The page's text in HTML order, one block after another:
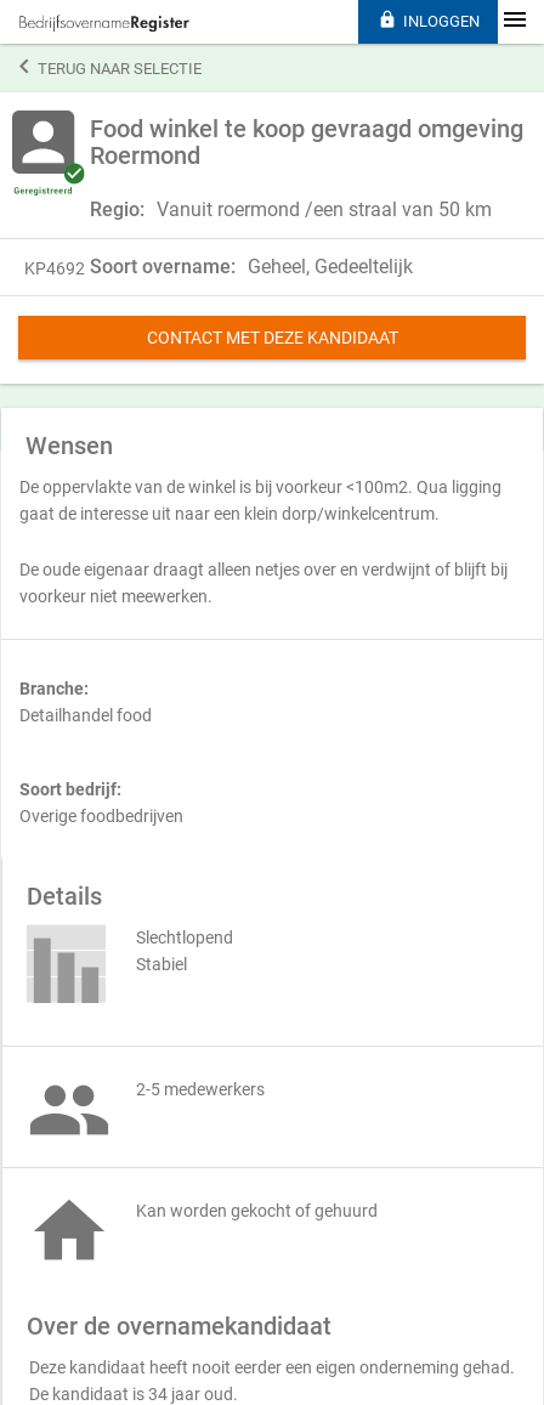
TERUG NAAR SELECTIE
Food winkel te koop gevraagd omgeving
Roermond
Regio: Vanuit roermond /een straal van 50 km
KP4692 Soort overname: Geheel, Gedeeltelijk
CONTACT MET DEZE KANDIDAAT
Wensen
De oppervlakte van de winkel is bij voorkeur <100m2. Qua ligging
gaat de interesse uit naar een klein dorp/winkelcentrum.
De oude eigenaar draagt alleen netjes over en verdwijnt of blijft bij
voorkeur niet meewerken.
Branche:
Detailhandel food
Soort bedrijf:
Overige foodbedrijven
Details
Slechtlopend
Stabiel
 2-5 medewerkers
 Kan worden gekocht of gehuurd
Over de overnamekandidaat
Deze kandidaat heeft nooit eerder een eigen onderneming gehad.
De kandidaat is 34 jaar oud.
 INLOGGEN